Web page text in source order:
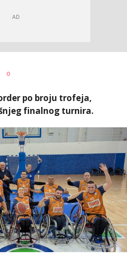
0
po broju trofeja,
finalnog turnira.